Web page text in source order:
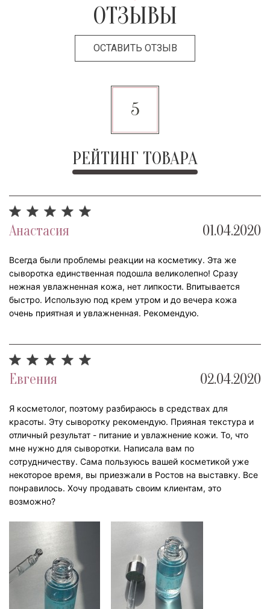
ОТЗЫВЫ
ОСТАВИТЬ ОТЗЫВ
РЕЙТИНГ ТОВАРА
5
Анастасия 01.04.2020
Всегда были проблемы реакции на косметику. Эта же
сыворотка единственная подошла великолепно! Сразу
нежная увлажненная кожа, нет липкости. Впитывается
быстро. Использую под крем утром и до вечера кожа
очень приятная и увлажненная. Рекомендую.
Евгения 02.04.2020
Я косметолог, поэтому разбираюсь в средствах для
красоты. Эту сыворотку рекомендую. Прияная текстура и
отличный результат - питание и увлажнение кожи. То, что
мне нужно для сыворотки. Написала вам по
сотрудничеству. Сама пользуюсь вашей косметикой уже
некоторое время, вы приезжали в Ростов на выставку. Все
понравилось. Хочу продавать своим клиентам, это
возможно?